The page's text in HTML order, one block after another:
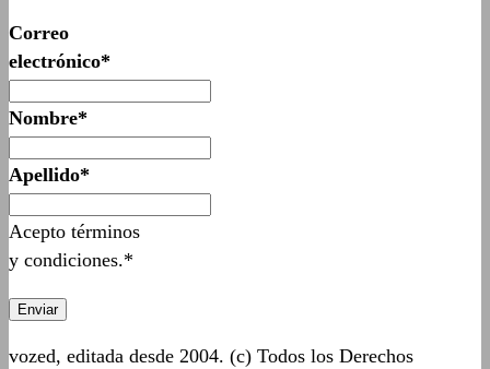
Correo
electrónico*
Nombre*
Apellido*
Acepto términos
y condiciones.*
vozed, editada desde 2004. (c) Todos los Derechos